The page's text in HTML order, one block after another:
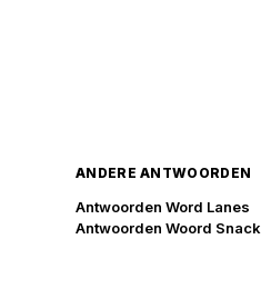
ANDERE ANTWOORDEN
Antwoorden Word Lanes
Antwoorden Woord Snack